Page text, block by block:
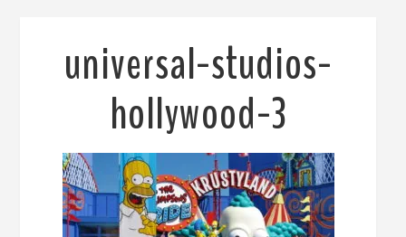
universal-studios-
hollywood-3